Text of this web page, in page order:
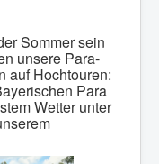
Sommer sein
unsere Para-
auf Hochtouren:
Para
Wetter unter